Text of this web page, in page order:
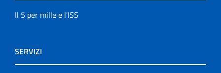
Il 5 per mille e l'ISS
SERVIZI